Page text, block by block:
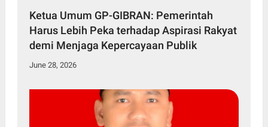
Ketua Umum GP-GIBRAN: Pemerintah
Harus Lebih Peka terhadap Aspirasi Rakyat
demi Menjaga Kepercayaan Publik
June 28, 2026